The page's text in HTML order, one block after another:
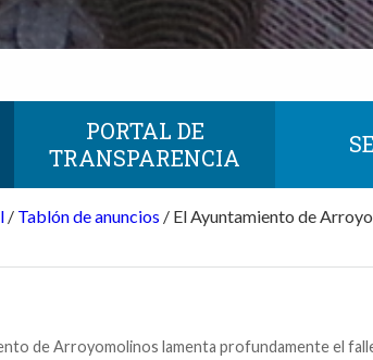
PORTAL DE
TRANSPARENCIA
/ Tablón de anuncios / El Ayuntamiento de
de Arroyomolinos lamenta profundamente el